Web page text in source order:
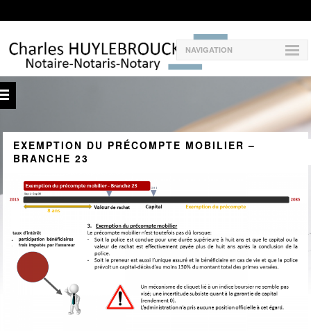
NAVIGATION
EXEMPTION DU PRÉCOMPTE MOBILIER –
BRANCHE 23